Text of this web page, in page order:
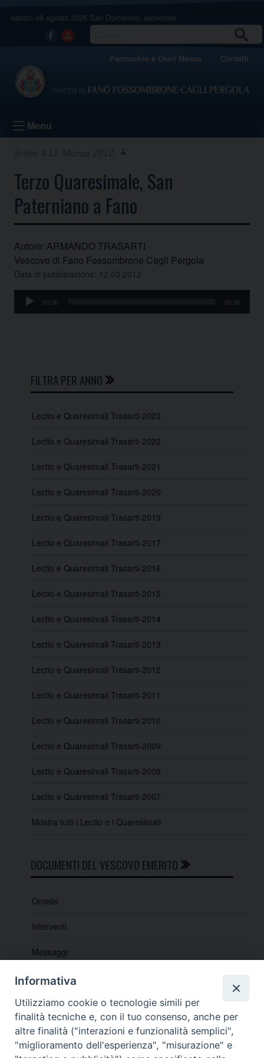
sabato 08 agosto 2026 San Domenico, sacerdote
Facebook
Youtube
Parrocchie e Orari Messe Contatti
Menu
Terzo Quaresimale, San
Paterniano a Fano
Autore: ARMANDO TRASARTI
Vescovo di Fano Fossombrone Cagli Pergola
Data di pubblicazione: 12.03.2012
Audio
00:00 00:00
FILTRA PER ANNO
Lectio e Quaresimali Trasarti-2023
Lectio e Quaresimali Trasarti-2022
Lectio e Quaresimali Trasarti-2021
Lectio e Quaresimali Trasarti-2020
Lectio e Quaresimali Trasarti-2019
Lectio e Quaresimali Trasarti-2017
Lectio e Quaresimali Trasarti-2016
Lectio e Quaresimali Trasarti-2015
Lectio e Quaresimali Trasarti-2014
Lectio e Quaresimali Trasarti-2013
Lectio e Quaresimali Trasarti-2012
Lectio e Quaresimali Trasarti-2011
Lectio e Quaresimali Trasarti-2010
Lectio e Quaresimali Trasarti-2009
Lectio e Quaresimali Trasarti-2008
Lectio e Quaresimali Trasarti-2007
Mostra tutti i Lectio e i Quaresimali
DOCUMENTI DEL VESCOVO EMERITO
Omelie
Interventi
Messaggi
Indicazioni e lettere pastorali
Lectio e Quaresimali
Informativa
Utilizziamo cookie o tecnologie simili per
finalità tecniche e, con il tuo consenso, anche per
altre finalità ("interazioni e funzionalità semplici",
"miglioramento dell'esperienza", "misurazione" e